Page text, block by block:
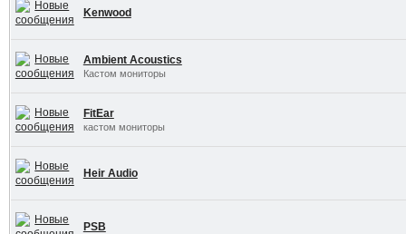
Kenwood
Ambient Acoustics
Кастом мониторы
FitEar
кастом мониторы
Heir Audio
PSB